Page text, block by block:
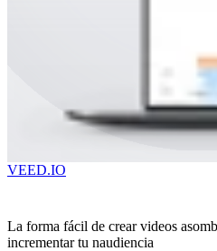
VEED.IO
La forma fácil de crear videos
incrementar tu naudiencia